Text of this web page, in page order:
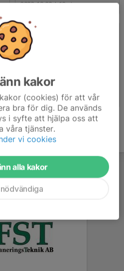
2022-10-23 | 13 st
Petersburgsträffen 2018
2018-09-23 | 83 st
kakor
(cookies) för att vår
bra för dig. De används
i syfte att hjälpa oss att
våra tjänster.
vi cookies
alla kakor